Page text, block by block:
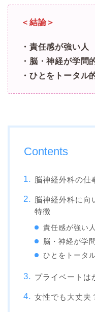
＜結論＞
・責任感が強い人
・脳・神経が学問
・ひとをトータル
Contents
脳神経外科の仕
脳神経外科に向
特徴
責任感が強い人
脳・神経が学
ひとをトータ
プライベートは
女性でも大丈夫